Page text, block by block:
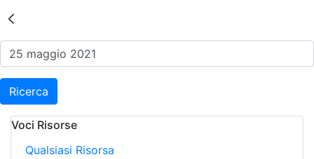
Risultati della Ricerca -
Ricerca
Voci Risorse
Qualsiasi Risorsa